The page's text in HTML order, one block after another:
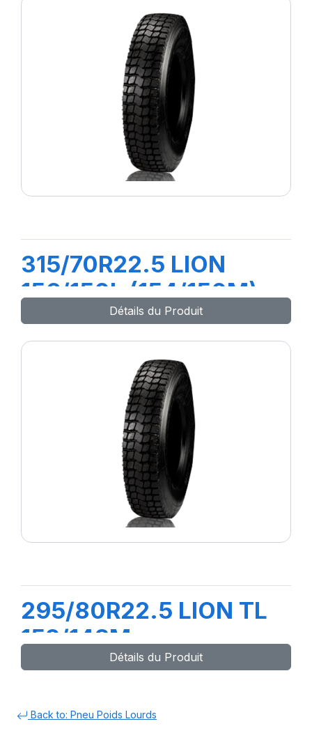
315/70R22.5 LION
156/150L (154/150M)
Détails du Produit
295/80R22.5 LION TL
152/148M
Détails du Produit
Back to: Pneu Poids Lourds